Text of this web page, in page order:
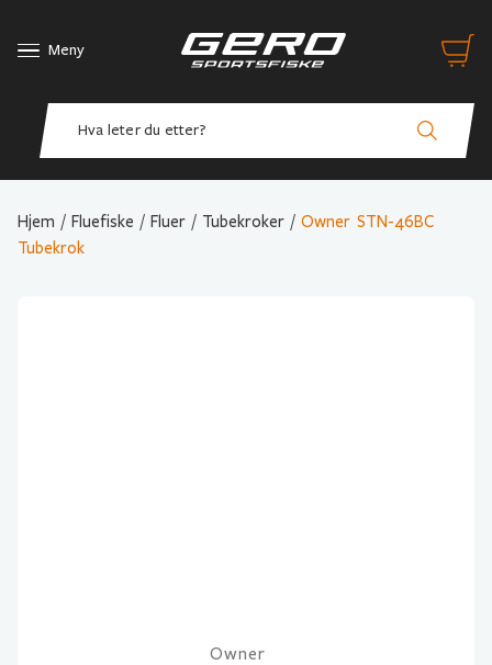
Meny
Hjem / Fluefiske / Fluer / Tubekroker / Owner STN-46BC
Tubekrok
Owner